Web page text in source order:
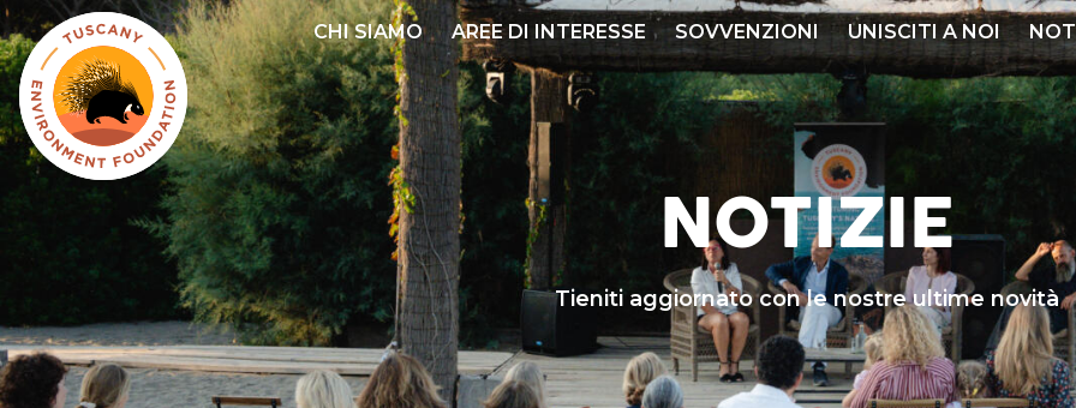
Salta
al
contenuto
principale
CHI SIAMO AREE DI INTERESSE SOVVENZIONI UNISCITI A NOI
NOTIZIE
Tieniti aggiornato con le nostre ultime novità